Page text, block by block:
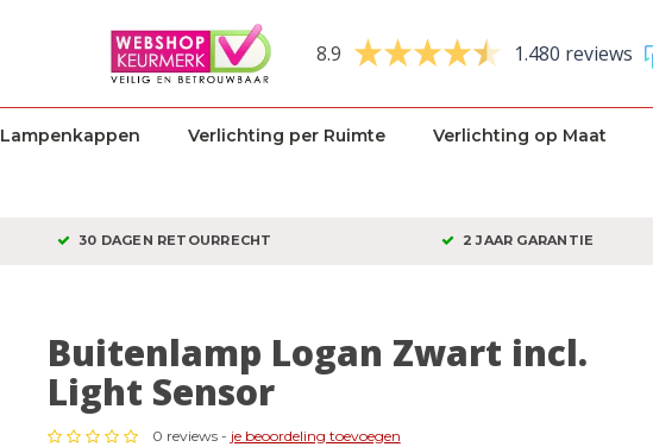
8.9 1.480 reviews
Lampenkappen Verlichting per Ruimte Verlichting op Maat
30 DAGEN RETOURRECHT 2 JAAR GARANTIE
Buitenlamp Logan Zwart incl.
Light Sensor
0 reviews - je beoordeling toevoegen